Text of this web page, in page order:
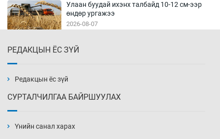
Улаан буудай ихэнх талбайд 10-12 см-ээр
өндөр ургажээ
2026-08-07
2026-08-07
РЕДАКЦЫН ЁС ЗҮЙ
Редакцын ёс зүй
СУРТАЛЧИЛГАА БАЙРШУУЛАХ
Үнийн санал харах